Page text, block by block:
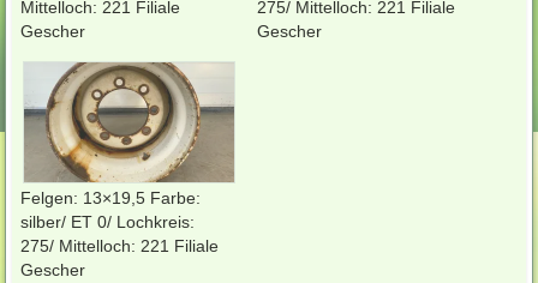
Mittelloch: 221 Filiale
Gescher
275/ Mittelloch: 221 Filiale
Gescher
Felgen: 13×19,5 Farbe:
silber/ ET 0/ Lochkreis:
275/ Mittelloch: 221 Filiale
Gescher